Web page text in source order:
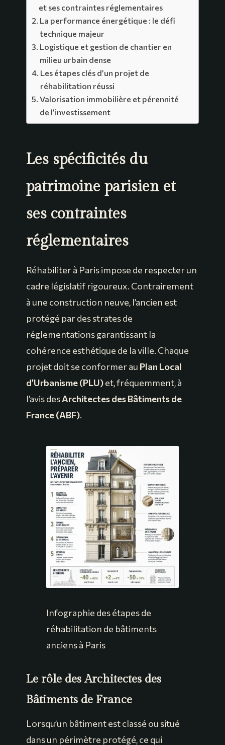
et ses contraintes réglementaires
La performance énergétique : le défi
technique majeur
Logistique et gestion de chantier en
milieu urbain dense
Les étapes clés d’un projet de
réhabilitation réussi
Valorisation immobilière et pérennité
de l’investissement
Les spécificités du
patrimoine parisien et
ses contraintes
réglementaires
Réhabiliter à Paris impose de respecter un
cadre législatif rigoureux. Contrairement
à une construction neuve, l’ancien est
protégé par des strates de
réglementations garantissant la
cohérence esthétique de la ville. Chaque
projet doit se conformer au Plan Local
d’Urbanisme (PLU)et, fréquemment, à
l’avis desArchitectes des Bâtiments de
France (ABF).
Infographie des étapes de
réhabilitation de bâtiments
anciens à Paris
Le rôle des Architectes des
Bâtiments de France
Lorsqu’un bâtiment est classé ou situé
dans un périmètre protégé, ce qui